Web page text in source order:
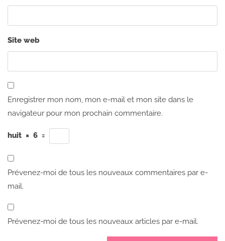
Site web
Enregistrer mon nom, mon e-mail et mon site dans le
navigateur pour mon prochain commentaire.
huit × 6 =
Prévenez-moi de tous les nouveaux commentaires par e-
mail.
Prévenez-moi de tous les nouveaux articles par e-mail.